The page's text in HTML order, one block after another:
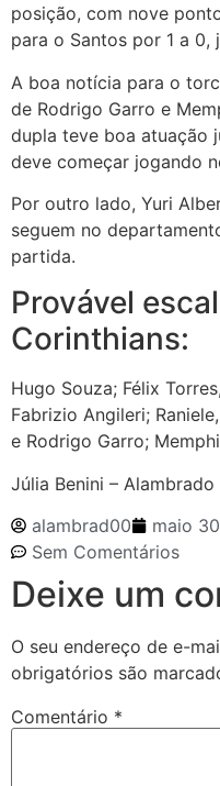
posição, com nove
para o Santos por 1 a 0,
A boa notícia para o
de Rodrigo Garro e
dupla teve boa atuação
deve começar jogando
Por outro lado, Yuri
seguem no
partida.
Provável
Corinthians:
Hugo Souza; Félix
Fabrizio Angileri;
e Rodrigo Garro;
Júlia Benini –
alambrad00
maio
Sem Comentários
Deixe um
O seu endereço de e-
obrigatórios são
Comentário *